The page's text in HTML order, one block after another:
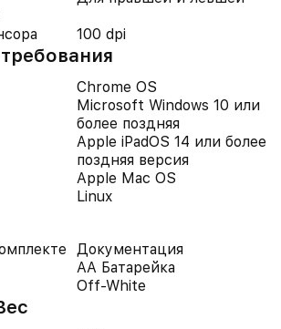
100 dpi
Chrome OS
Microsoft Windows 10 или
более поздняя
Apple iPadOS 14 или более
поздняя версия
Apple Mac OS
Linux
Документация
AA Батарейка
Off-White